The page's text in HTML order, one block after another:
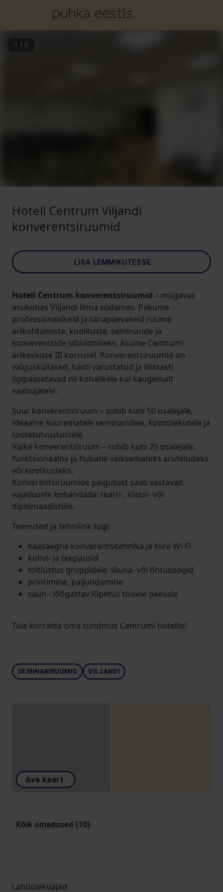
1 / 6
Hotell Centrum Viljandi
konverentsiruumid
LISA LEMMIKUTESSE
Hotell Centrum konverentsiruumid – mugavas
asukohas Viljandi linna südames. Pakume
professionaalseid ja tänapäevaseid ruume
ärikohtumiste, koolituste, seminaride ja
konverentside läbiviimiseks. Asume Centrumi
ärikeskuse III korrusel. Konverentsiruumid on
valgusküllased, hästi varustatud ja lihtsasti
ligipääsetavad nii kohalikele kui kaugemalt
saabujatele.
Suur konverentsiruum – sobib kuni 50 osalejale,
ideaalne suurematele seminaridele, koosolekutele ja
tootetutvustustele.
Väike konverentsiruum – sobib kuni 25 osalejale,
funktsionaalne ja hubane väiksemateks aruteludeks
või koolitusteks.
Konverentsiruumide paigutust saab vastavalt
vajadusele kohandada: teatri-, klassi- või
diplomaadistiilis.
Teenused ja tehniline tugi:
kaasaegne konverentsitehnika ja kiire Wi-Fi
kohvi- ja teepausid
toitlustus gruppidele: lõuna- või õhtusöögid
printimine, paljundamine
saun - lõõgastav lõpetus töisele päevale
Tule korralda oma sündmus Centrumi hotellis!
SEMINARIRUUMID VILJANDI
Ava kaart
Kõik omadused (10)
Lahtiolekuajad